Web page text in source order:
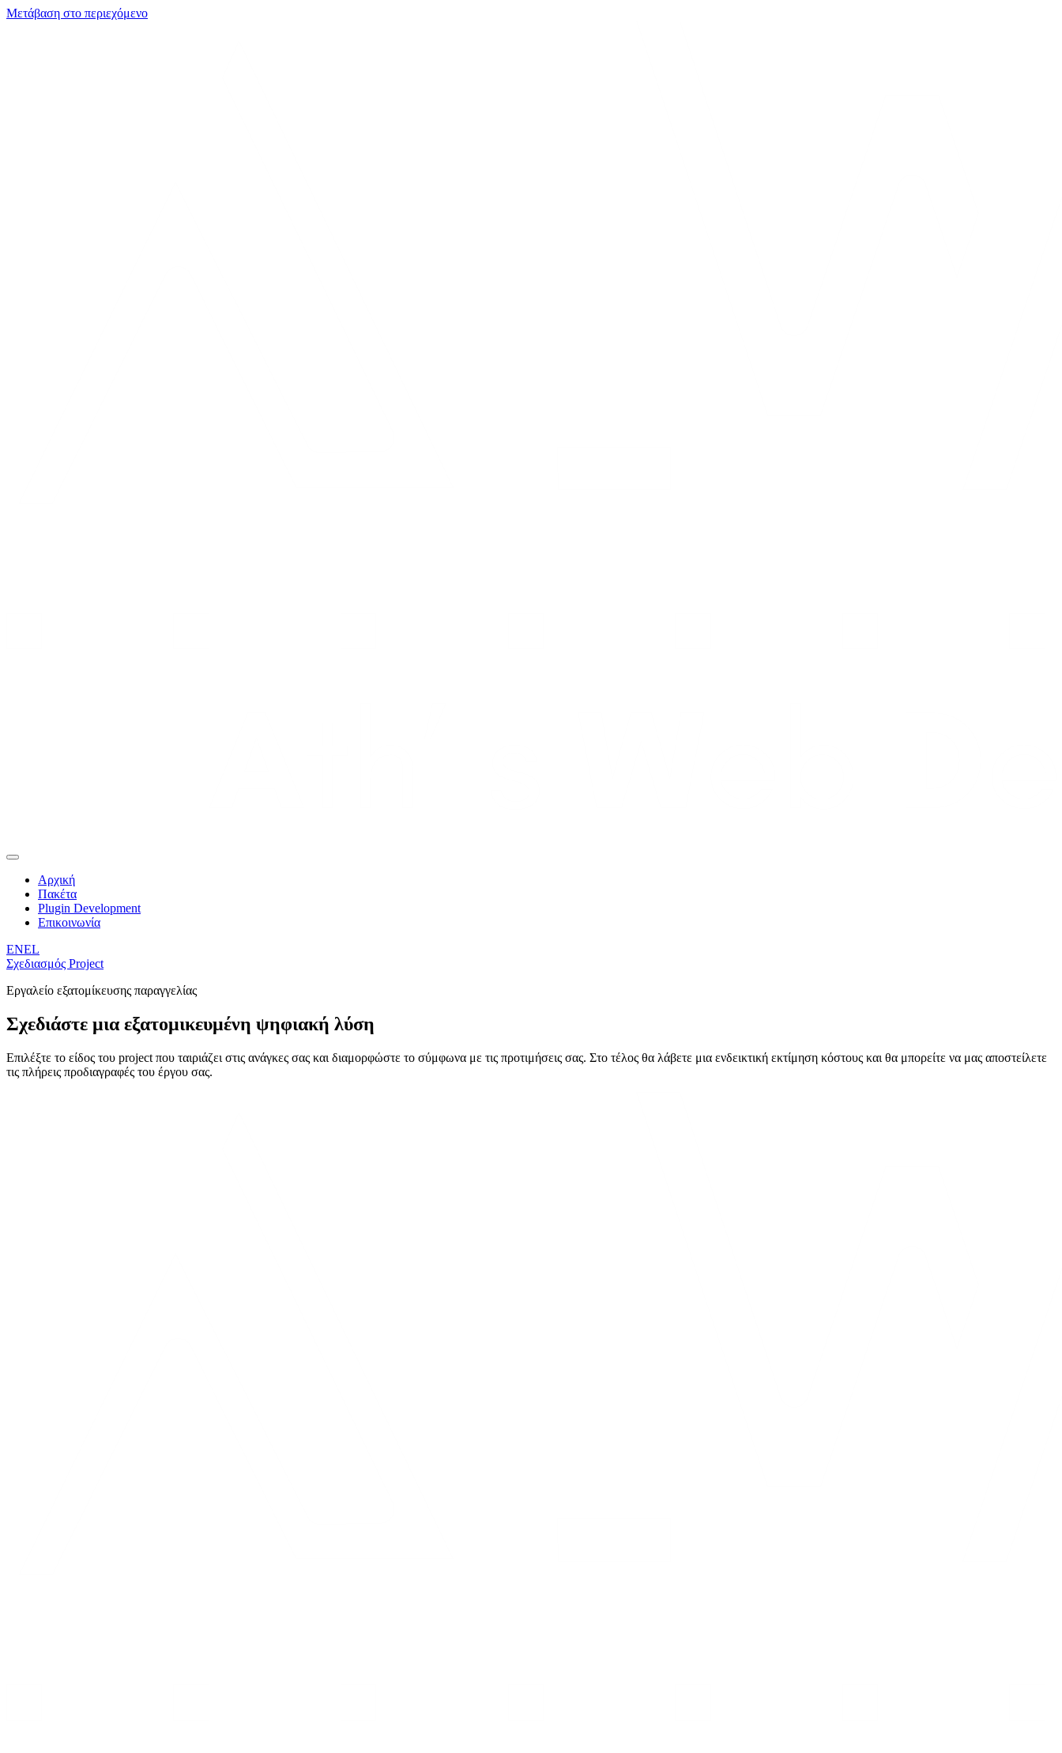
Μετάβαση στο περιεχόμενο
Αρχική
Πακέτα
Plugin Development
Επικοινωνία
ENEL
Σχεδιασμός Project
Εργαλείο εξατομίκευσης παραγγελίας
Σχεδιάστε μια εξατομικευμένη ψηφιακή λύση
Επιλέξτε το είδος του project που ταιριάζει στις ανάγκες σας και διαμορφώστε το σύμφωνα με τις προτιμήσεις σας. Στο τέλος θα λάβετε μια ενδεικτική εκτίμηση κόστους και θα μπορείτε να μας αποστείλετε
τις πλήρεις προδιαγραφές του έργου σας.